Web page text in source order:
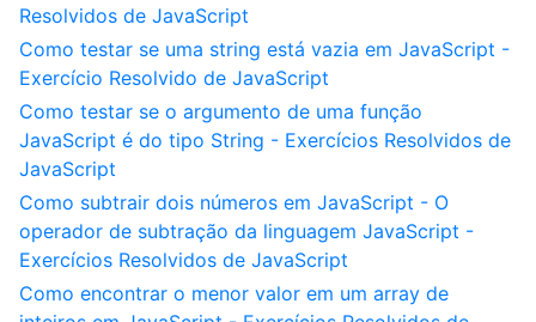
Resolvidos de JavaScript
Como testar se uma string está vazia em JavaScript -
Exercício Resolvido de JavaScript
Como testar se o argumento de uma função
JavaScript é do tipo String - Exercícios Resolvidos de
JavaScript
Como subtrair dois números em JavaScript - O
operador de subtração da linguagem JavaScript -
Exercícios Resolvidos de JavaScript
Como encontrar o menor valor em um array de